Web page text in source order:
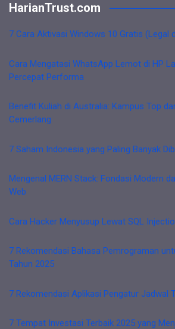
HarianTrust.com
7 Cara Aktivasi Windows 10 Gratis (Legal
Cara Mengatasi WhatsApp Lemot di HP
Percepat Performa
Benefit Kuliah di Australia: Kampus Top
Cemerlang
7 Saham Indonesia yang Paling Banyak
Mengenal MERN Stack: Fondasi Modern
Web
Cara Hacker Menyusup Lewat SQL
7 Rekomendasi Bahasa Pemrograman
Tahun 2025
7 Rekomendasi Aplikasi Pengatur Jadwal
7 Tempat Investasi Terbaik 2025 yang